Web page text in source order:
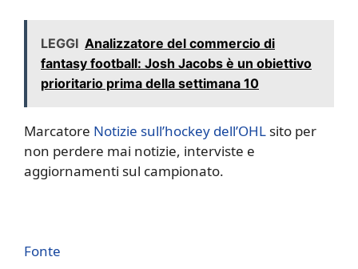
LEGGI Analizzatore del commercio di
fantasy football: Josh Jacobs è un obiettivo
prioritario prima della settimana 10
Marcatore Notizie sull’hockey dell’OHL sito per
non perdere mai notizie, interviste e
aggiornamenti sul campionato.
Fonte